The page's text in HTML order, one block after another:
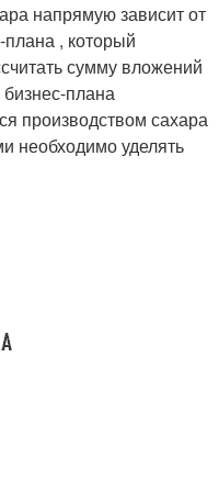
напрямую зависит от
плана , который
сумму вложений
плана
производством сахара
необходимо уделять